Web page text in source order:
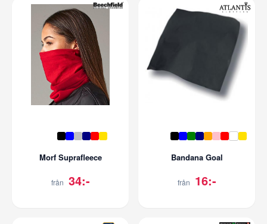
Morf Suprafleece
från 34:-
Bandana Goal
från 16:-